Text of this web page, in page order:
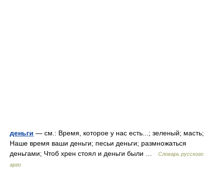
деньги — см.: Время, которое у нас есть...; зеленый; масть;
Наше время ваши деньги; песьи деньги; размножаться
деньгами; Чтоб хрен стоял и деньги были …
Словарь русского
арго